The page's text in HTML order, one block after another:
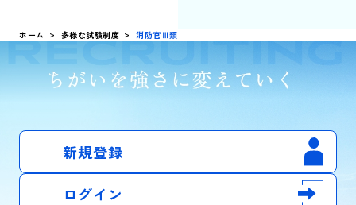
ホーム 多様な試験制度 消防官Ⅲ類
新規登録
ログイン